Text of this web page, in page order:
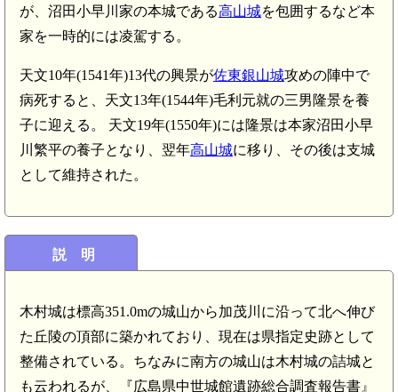
が、沼田小早川家の本城である高山城を包囲するなど本
家を一時的には凌駕する。
天文10年(1541年)13代の興景が佐東銀山城攻めの陣中で
病死すると、天文13年(1544年)毛利元就の三男隆景を養
子に迎える。 天文19年(1550年)には隆景は本家沼田小早
川繁平の養子となり、翌年高山城に移り、その後は支城
として維持された。
説 明
木村城は標高351.0mの城山から加茂川に沿って北へ伸び
た丘陵の頂部に築かれており、現在は県指定史跡として
整備されている。ちなみに南方の城山は木村城の詰城と
も云われるが、『広島県中世城館遺跡総合調査報告書』